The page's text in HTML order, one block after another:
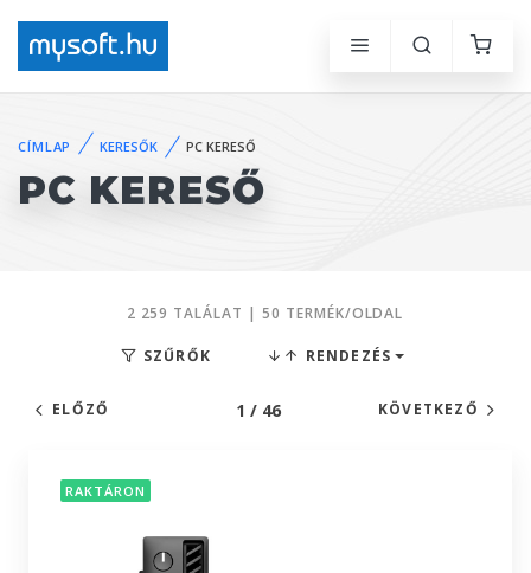
CÍMLAP KERESŐK PC KERESŐ
PC KERESŐ
2 259 TALÁLAT | 50 TERMÉK/OLDAL
SZŰRŐK RENDEZÉS
ELŐZŐ 1 / 46 KÖVETKEZŐ
RAKTÁRON